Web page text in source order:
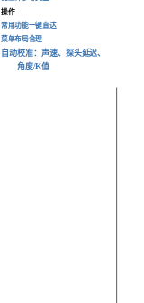
操作
常用功能一键直达
菜单布局合理
自动校准：声速、探头延迟、
角度/K值